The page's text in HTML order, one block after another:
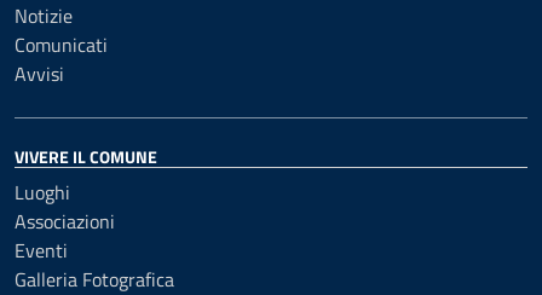
Notizie
Comunicati
Avvisi
VIVERE IL COMUNE
Luoghi
Associazioni
Eventi
Galleria Fotografica